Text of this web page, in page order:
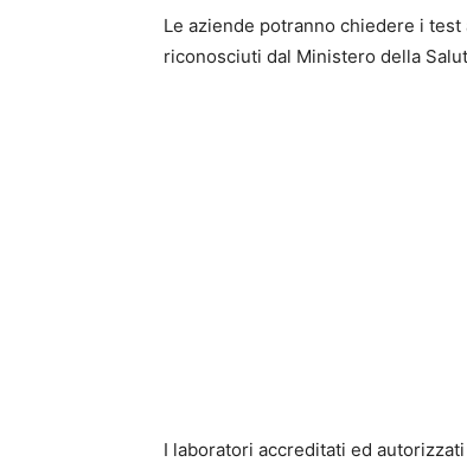
Le aziende potranno chiedere i
riconosciuti dal Ministero della
I laboratori accreditati ed